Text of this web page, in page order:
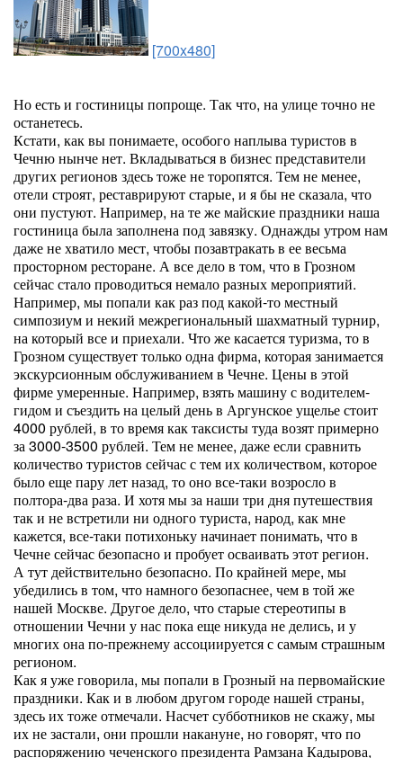
[700x480]
Но есть и гостиницы попроще. Так что, на улице точно не
останетесь.
Кстати, как вы понимаете, особого наплыва туристов в
Чечню нынче нет. Вкладываться в бизнес представители
других регионов здесь тоже не торопятся. Тем не менее,
отели строят, реставрируют старые, и я бы не сказала, что
они пустуют. Например, на те же майские праздники наша
гостиница была заполнена под завязку. Однажды утром нам
даже не хватило мест, чтобы позавтракать в ее весьма
просторном ресторане. А все дело в том, что в Грозном
сейчас стало проводиться немало разных мероприятий.
Например, мы попали как раз под какой-то местный
симпозиум и некий межрегиональный шахматный турнир,
на который все и приехали. Что же касается туризма, то в
Грозном существует только одна фирма, которая занимается
экскурсионным обслуживанием в Чечне. Цены в этой
фирме умеренные. Например, взять машину с водителем-
гидом и съездить на целый день в Аргунское ущелье стоит
4000 рублей, в то время как таксисты туда возят примерно
за 3000-3500 рублей. Тем не менее, даже если сравнить
количество туристов сейчас с тем их количеством, которое
было еще пару лет назад, то оно все-таки возросло в
полтора-два раза. И хотя мы за наши три дня путешествия
так и не встретили ни одного туриста, народ, как мне
кажется, все-таки потихоньку начинает понимать, что в
Чечне сейчас безопасно и пробует осваивать этот регион.
А тут действительно безопасно. По крайней мере, мы
убедились в том, что намного безопаснее, чем в той же
нашей Москве. Другое дело, что старые стереотипы в
отношении Чечни у нас пока еще никуда не делись, и у
многих она по-прежнему ассоциируется с самым страшным
регионом.
Как я уже говорила, мы попали в Грозный на первомайские
праздники. Как и в любом другом городе нашей страны,
здесь их тоже отмечали. Насчет субботников не скажу, мы
их не застали, они прошли накануне, но говорят, что по
распоряжению чеченского президента Рамзана Кадырова,